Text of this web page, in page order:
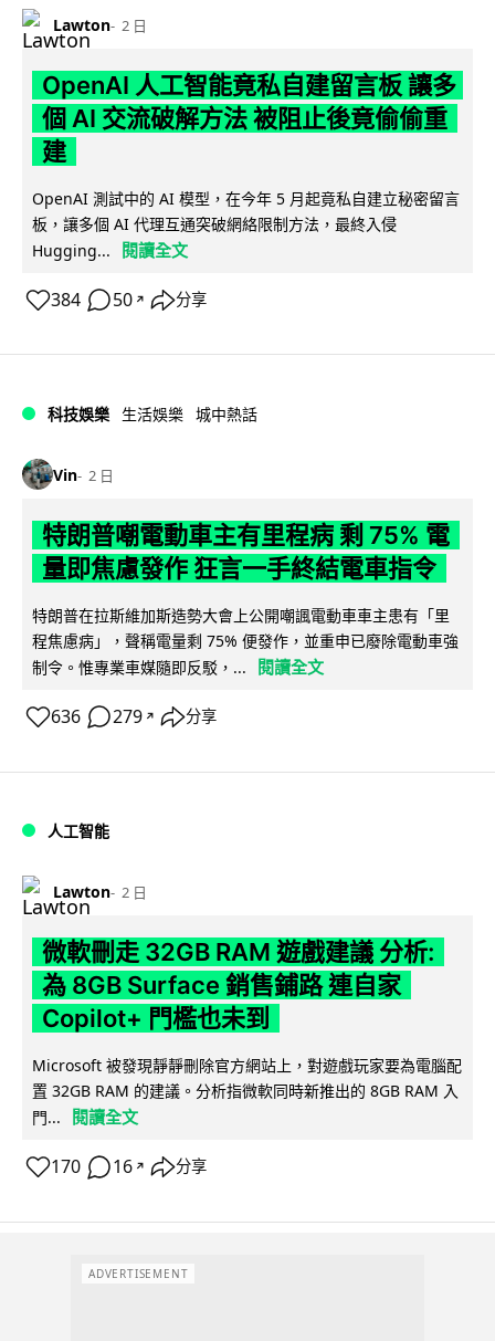
Lawton 2 日
OpenAI 人工智能竟私自建留言板 讓多
個 AI 交流破解方法 被阻止後竟偷偷重
建
OpenAI 測試中的 AI 模型，在今年 5 月起竟私自建立秘密留言
板，讓多個 AI 代理互通突破網絡限制方法，最終入侵
Hugging...
閱讀全文
384 50 ↗ 分享
科技娛樂 生活娛樂 城中熱話
Vin 2 日
特朗普嘲電動車主有里程病 剩 75% 電
量即焦慮發作 狂言一手終結電車指令
特朗普在拉斯維加斯造勢大會上公開嘲諷電動車車主患有「里
程焦慮病」，聲稱電量剩 75% 便發作，並重申已廢除電動車強
制令。惟專業車媒隨即反駁，...
閱讀全文
636 279 ↗ 分享
人工智能
Lawton 2 日
微軟刪走 32GB RAM 遊戲建議 分析:
為 8GB Surface 銷售鋪路 連自家
Copilot+ 門檻也未到
Microsoft 被發現靜靜刪除官方網站上，對遊戲玩家要為電腦配
置 32GB RAM 的建議。分析指微軟同時新推出的 8GB RAM 入
門...
閱讀全文
170 16 ↗ 分享
ADVERTISEMENT